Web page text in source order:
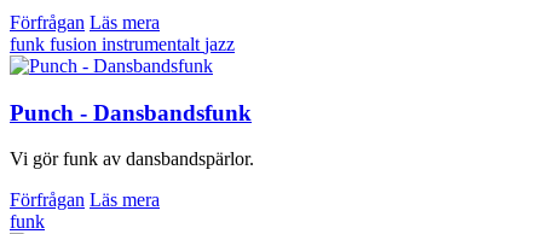
Förfrågan Läs mera
funk fusion instrumentalt jazz
Punch - Dansbandsfunk
Vi gör funk av dansbandspärlor.
Förfrågan Läs mera
funk